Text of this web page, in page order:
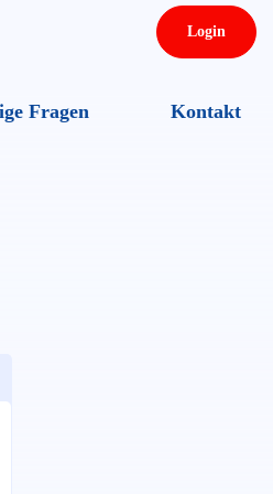
Login
Fragen Kontakt